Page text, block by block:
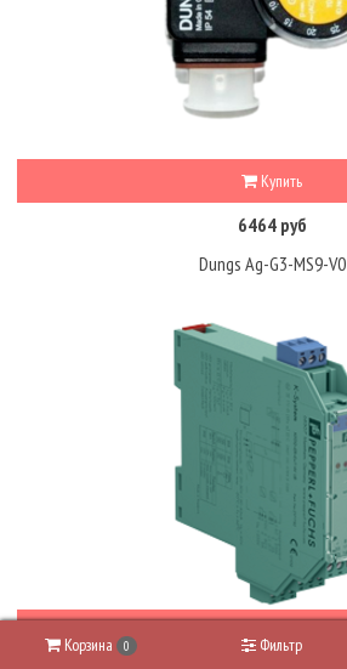
Купить
6464 руб
Dungs Ag-G3-MS9-V0
Корзина 0 Фильтр